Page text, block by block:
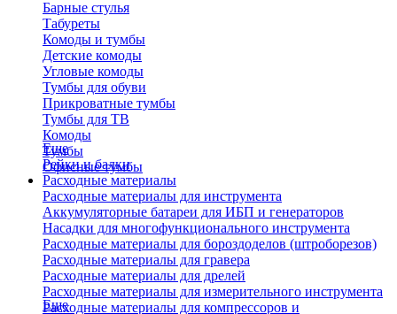
Барные стулья
Табуреты
Комоды и тумбы
Детские комоды
Угловые комоды
Тумбы для обуви
Прикроватные тумбы
Тумбы для ТВ
Комоды
Тумбы
Офисные тумбы
Еще
Рейки и балки
Расходные материалы
Расходные материалы для инструмента
Аккумуляторные батареи для ИБП и генераторов
Насадки для многофункционального инструмента
Расходные материалы для бороздоделов (штроборезов)
Расходные материалы для гравера
Расходные материалы для дрелей
Расходные материалы для измерительного инструмента
Расходные материалы для компрессоров и
Еще